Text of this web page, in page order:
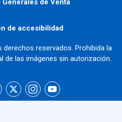
de Venta
de accesibilidad
reservados. Prohibida la
de las imágenes sin autorización.
Facebook
X Instagram